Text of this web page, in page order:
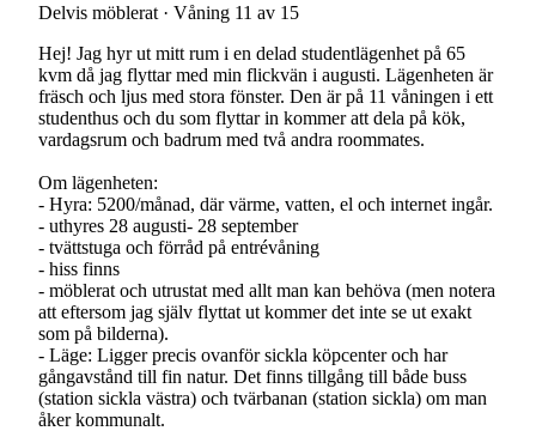
Delvis möblerat · Våning 11 av 15
Hej! Jag hyr ut mitt rum i en delad studentlägenhet på 65
kvm då jag flyttar med min flickvän i augusti. Lägenheten är
fräsch och ljus med stora fönster. Den är på 11 våningen i ett
studenthus och du som flyttar in kommer att dela på kök,
vardagsrum och badrum med två andra roommates.
Om lägenheten:
- Hyra: 5200/månad, där värme, vatten, el och internet ingår.
- uthyres 28 augusti- 28 september
- tvättstuga och förråd på entrévåning
- hiss finns
- möblerat och utrustat med allt man kan behöva (men notera
att eftersom jag själv flyttat ut kommer det inte se ut exakt
som på bilderna).
- Läge: Ligger precis ovanför sickla köpcenter och har
gångavstånd till fin natur. Det finns tillgång till både buss
(station sickla västra) och tvärbanan (station sickla) om man
åker kommunalt.